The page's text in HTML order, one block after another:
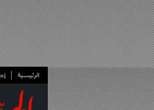
الرئيسية